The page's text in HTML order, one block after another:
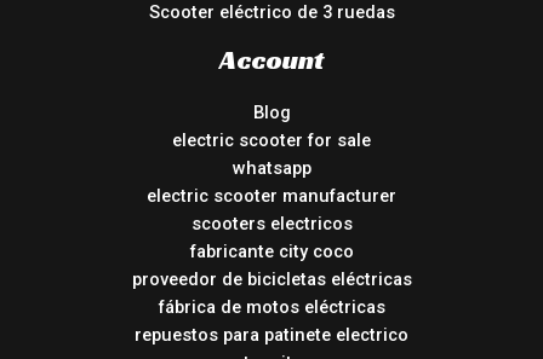
Scooter eléctrico de 3 ruedas
Account
Blog
electric scooter for sale
whatsapp
electric scooter manufacturer
scooters electricos
fabricante city coco
proveedor de bicicletas eléctricas
fábrica de motos eléctricas
repuestos para patinete electrico